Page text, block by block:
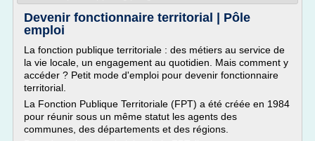
Devenir fonctionnaire territorial | Pôle
emploi
La fonction publique territoriale : des métiers au service de
la vie locale, un engagement au quotidien. Mais comment y
accéder ? Petit mode d'emploi pour devenir fonctionnaire
territorial.
La Fonction Publique Territoriale (FPT) a été créée en 1984
pour réunir sous un même statut les agents des
communes, des départements et des régions.